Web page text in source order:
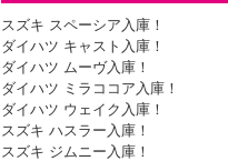
スズキ スペーシア入庫！
ダイハツ キャスト入庫！
ダイハツ ムーヴ入庫！
ダイハツ ミラココア入庫！
ダイハツ ウェイク入庫！
スズキ ハスラー入庫！
スズキ ジムニー入庫！